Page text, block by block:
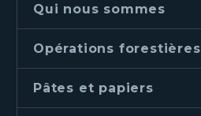
Qui nous sommes
Opérations forestières
Pâtes et papiers